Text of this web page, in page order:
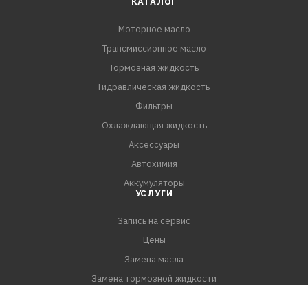
Моторное масло
Трансмиссионное масло
Тормозная жидкость
Гидравлическая жидкость
Фильтры
Охлаждающая жидкость
Аксессуары
Автохимия
Аккумуляторы
УСЛУГИ
Запись на сервис
Цены
Замена масла
Замена тормозной жидкости